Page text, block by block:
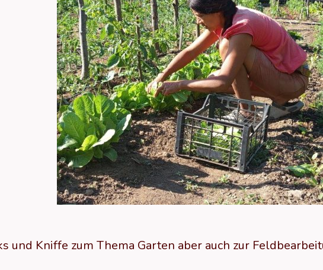
und Kniffe zum Thema Garten aber auch zur